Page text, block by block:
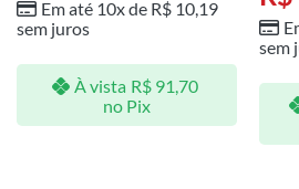
Em até 10x de R$10,19
sem juros
À vista R$91,70
no Pix
sem